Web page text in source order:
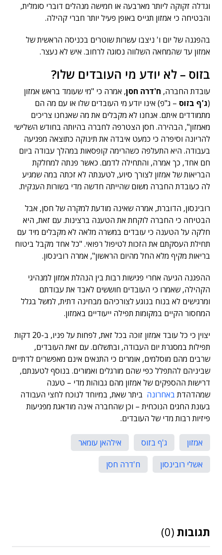
וגדלה זקוקה ליותר מארבעה או חמישה מנהלים דוברי סומלית,
והבטיחה כי אמזון תגייס באופן פעיל יותר חברי קהילה.
בהפגנה של יום ו' ניצבו עשרות שוטרים בכניסה הראשית של
אמזון עד שהמחאה השלווה נסוגה לרחוב. איש לא נעצר.
בזוס – לא יודע מי העובדים שלו?
עובדת החברה, ח'דרה חסן, אמרה כי "מי שעומד בראש אמזון
(ג'ף בזוס – ג"פ) אינו יודע מי העובדים שלו או עם מה הם
מתמודדים איתם. אנחנו לא מקבלים את מה שאנחנו צריכים
מאמזון", הבהירה. חסן הצטרפה לחברה בהיותה בחודש השלישי
להריונה וסיפרה כי כמעט איבדה את תינוקה כתוצאה מפגיעה
בעבודה. היא התעלפה כשהרימה קופסאות במהלך עבודה ביום
חם אחד, כך אמרה, והתחילה לדמם. כאשר פנתה למחלקת
הבריאות של אמזון לצורך סיוע, לטענתה לא זכתה במה שמגיע
לה כעובדת החברה משום שהייתה חדשה מדי בשורות הענקית.
רובינסון, הדוברת, אמרה שאינה מודעת למקרה של חסן, אבל
הבטיחה כי החברה לוקחת את הטענה ברצינות. עם זאת, היא
חלקה על הטענה כי עובדים במשרה מלאה לא מקבלים מיד עם
תחילת העסקתם את הזכות לטיפול רפואי. "כל אחד מקבל ביטוח
בריאות מקיף מלא החל מהיום הראשון", אמרה רובינסון.
ההפגנה הגיעה אחרי פגישות רבות בין הנהלת אמזון למנהיגי
הקהילה, שאמרו כי העובדים חוששים לאבד את עבודתם
ומרגישים לא בנוח בנוגע לצורכיהם מבחינה דתית, למשל בגלל
המחסור הקיים במקומות תפילה ייעודיים באמזון.
יצוין כי כל עובד אמזון זוכה בכל זאת, לפחות על פניו, ב-20 דקות
תפילות במסגרת יום העבודה, ובתשלום. עם זאת העובדים,
שרבים מהם מוסלמים, אומרים כי התנאים אינם מאפשרים לדתיים
שביניהם להתפלל כפי שהם מורגלים ואמורים. בנוסף לטענתם,
דרישות ההספקים של אמזון מהם גבוהות מדי – טענה
שמהדהדת באחרונה ביתר שאת, במיוחד לנוכח לחצי העבודה
בעונת החגים הנוכחית – וכן שהחברה אינה מודאגת מפגיעות
פיזיות רבות מדי של העובדים.
אמזון ג'ף בזוס
אילהאן עומאר
אשלי רובינסון
ח'דרה חסן
תגובות (0)